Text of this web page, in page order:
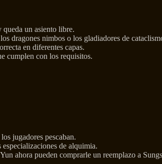
queda un asiento libre.
dragones nimbos o los gladiadores de
en diferentes capas.
cumplen con los requisitos.
jugadores pescaban.
de alquimia.
ahora pueden comprarle un reemplazo a